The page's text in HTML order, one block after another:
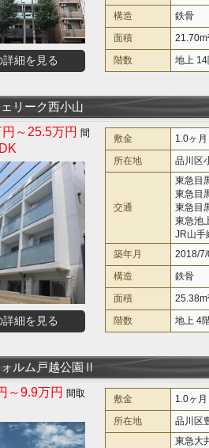
詳細を見る
構造
鉄骨
面積
階数
地上
リーク西小山
～25.5万円
詳細を見る
敷金 1.0ヶ月
所在地
品川区
交通
東急目
東急目
東急目
東急池
JR山手
築年月
2018/7/
構造
鉄骨
面積
階数
地上 4
ルム戸越公園Ⅱ
～9.9万円
敷金 1.0ヶ月
所在地
品川区
東急大